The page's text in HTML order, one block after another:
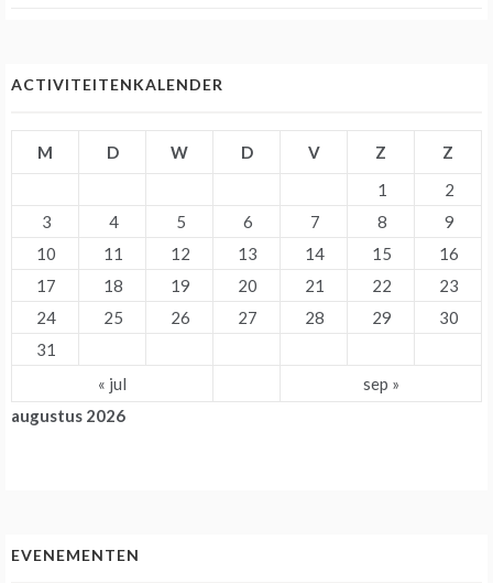
ACTIVITEITENKALENDER
augustus 2026
M D W D V Z
Z
1
2
3
4 5 6 7 8
9
10
11 12 13 14 15
16
17
18 19 20 21 22
23
24
25 26 27 28 29
30
31
« jul
sep »
EVENEMENTEN